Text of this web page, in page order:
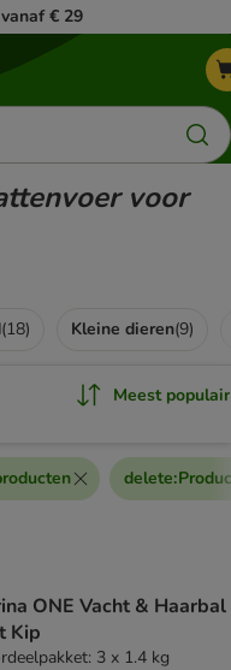
€ 29
voor
(18) Kleine dieren(9)
Meest populair
delete:
ONE Vacht & Haarbal
Kip
3 x 1.4 kg